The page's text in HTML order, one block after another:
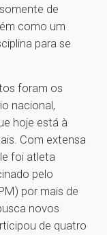
de
como um
para se
foram os
nacional,
hoje está à
Com extensa
foi atleta
pelo
por mais de
novos
de quatro